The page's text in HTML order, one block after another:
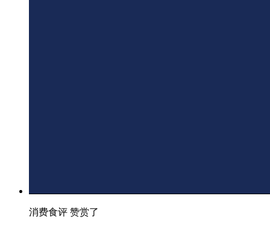
消费食评 赞赏了